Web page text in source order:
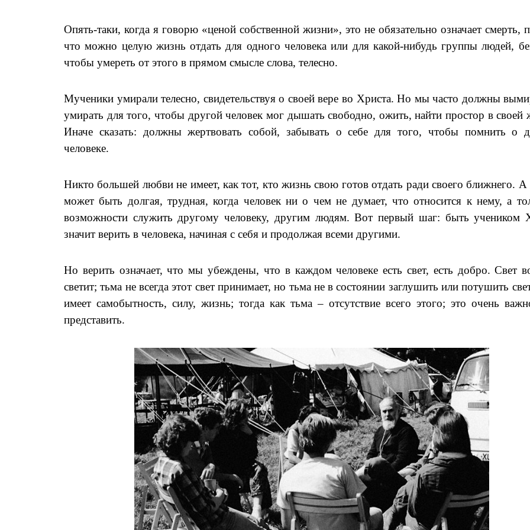
Опять-таки, когда я говорю «ценой собственной жизни», это не обязательно означает смерть,
что можно целую жизнь отдать для одного человека или для какой-нибудь группы людей,
чтобы умереть от этого в прямом смысле слова, телесно.
Мученики умирали телесно, свидетельствуя о своей вере во Христа. Но мы часто должны
умирать для того, чтобы другой человек мог дышать свободно, ожить, найти простор в своей
Иначе сказать: должны жертвовать собой, забывать о себе для того, чтобы помнить о
человеке.
Никто большей любви не имеет, как тот, кто жизнь свою готов отдать ради своего ближнего.
может быть долгая, трудная, когда человек ни о чем не думает, что относится к нему, а
возможности служить другому человеку, другим людям. Вот первый шаг: быть учеником
значит верить в человека, начиная с себя и продолжая всеми другими.
Но верить означает, что мы убеждены, что в каждом человеке есть свет, есть добро. Свет
светит; тьма не всегда этот свет принимает, но тьма не в состоянии заглушить или потушить
имеет самобытность, силу, жизнь; тогда как тьма – отсутствие всего этого; это очень
представить.